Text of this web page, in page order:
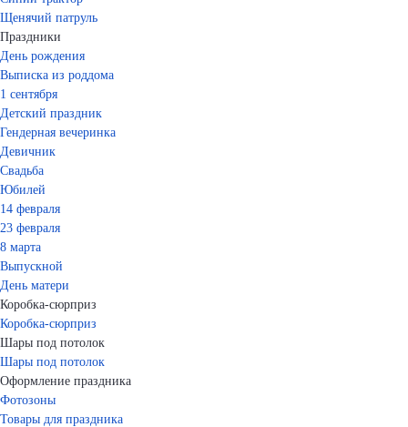
Щенячий патруль
Праздники
День рождения
Выписка из роддома
1 сентября
Детский праздник
Гендерная вечеринка
Девичник
Свадьба
Юбилей
14 февраля
23 февраля
8 марта
Выпускной
День матери
Коробка-сюрприз
Коробка-сюрприз
Шары под потолок
Шары под потолок
Оформление праздника
Фотозоны
Товары для праздника